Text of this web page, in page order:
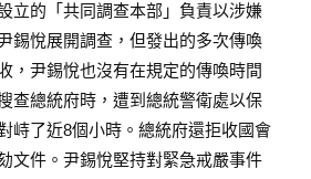
立的「共同調查本部」負責以涉嫌
錫悅展開調查，但發出的多次傳喚
，尹錫悅也沒有在規定的傳喚時間
查總統府時，遭到總統警衛處以保
峙了近8個小時。總統府還拒收國會
文件。尹錫悅堅持對緊急戒嚴事件